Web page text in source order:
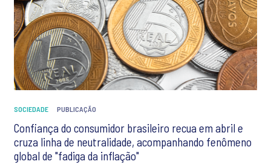
SOCIEDADE PUBLICAÇÃO
Confiança do consumidor brasileiro recua em abril e
cruza linha de neutralidade, acompanhando fenômeno
global de "fadiga da inflação"